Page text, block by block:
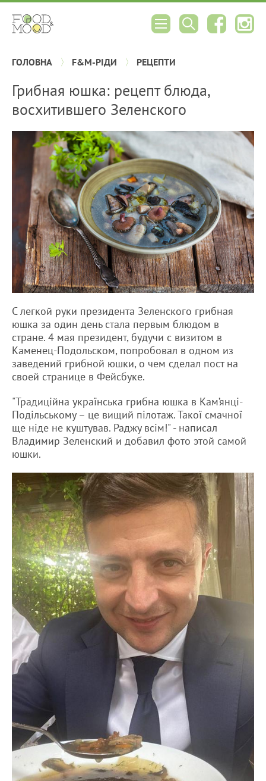
ГОЛОВНА F&M-РІДИ РЕЦЕПТИ
Грибная юшка: рецепт блюда,
восхитившего Зеленского
С легкой руки президента Зеленского грибная
юшка за один день стала первым блюдом в
стране. 4 мая президент, будучи с визитом в
Каменец-Подольском, попробовал в одном из
заведений грибной юшки, о чем сделал пост на
своей странице в Фейсбуке.
"Традиційна українська грибна юшка в Кам’янці-
Подільському – це вищий пілотаж. Такої смачної
ще ніде не куштував. Раджу всім!" - написал
Владимир Зеленский и добавил фото этой самой
юшки.